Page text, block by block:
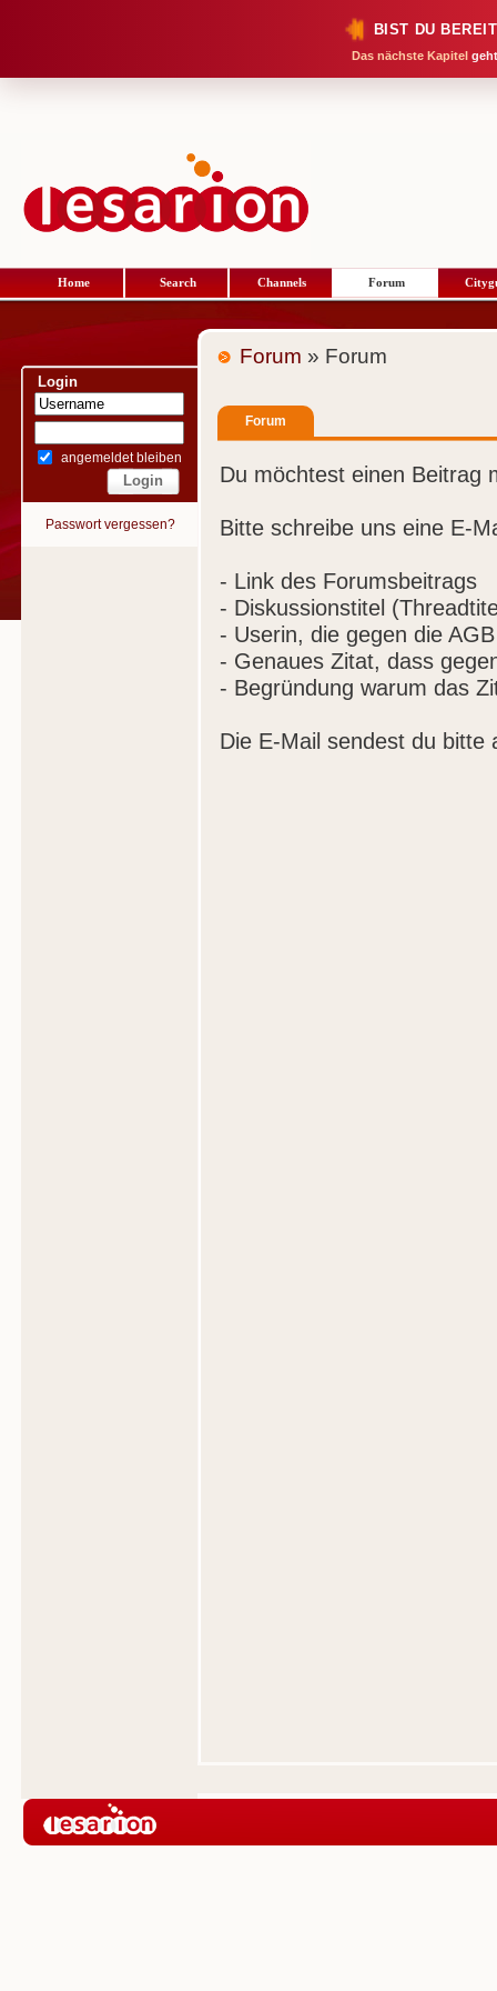
BIST DU
Das nächste Kapitel
Home Search Channels Forum
Login
angemeldet bleiben
Passwort vergessen?
Forum » Forum
Forum
Du möchtest einen Beitrag
Bitte schreibe uns eine E-
- Link des Forumsbeitrags
- Diskussionstitel
- Userin, die gegen die
- Genaues Zitat, dass
- Begründung warum das
Die E-Mail sendest du bitte